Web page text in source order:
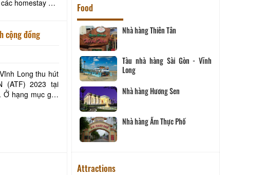
homestay đạt
cộng đồng
Long thu hút
(ATF) 2023 tại
Food
Nhà hàng Thiên Tân
Tàu nhà hàng Sài Gòn - Vĩnh
Long
Nhà hàng Hương Sen
Nhà hàng Ẩm Thực Phố
Attractions